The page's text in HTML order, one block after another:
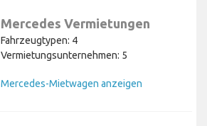
Mercedes Vermietungen
Fahrzeugtypen: 4
Vermietungsunternehmen: 5
Mercedes-Mietwagen anzeigen